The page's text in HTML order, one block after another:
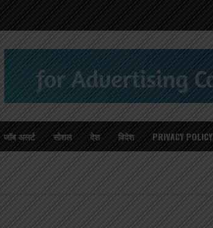
जॉब अलर्ट सोशल देश विदेश PRIVACY POLICY